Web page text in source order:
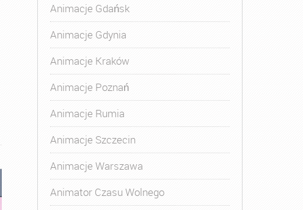
Kurs Animatora Gdynia,Kurs Animatora Katowice
Animacje Gdańsk
Animacje Gdynia
Animacje Kraków
Animacje Poznań
Animacje Rumia
Animacje Szczecin
Animacje Warszawa
Animator Czasu Wolnego